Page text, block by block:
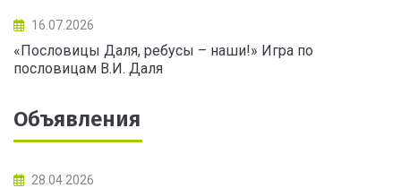
16.07.2026
«Пословицы Даля, ребусы – наши!» Игра по
пословицам В.И. Даля
Объявления
28.04.2026